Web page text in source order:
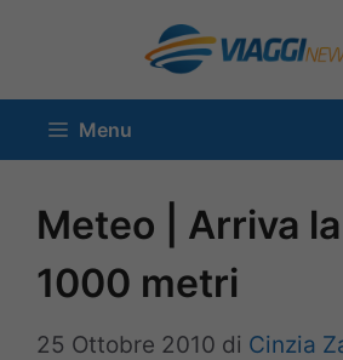
contenuto
Menu
Meteo | Arriva
1000 metri
25 Ottobre 2010 di Cinzia